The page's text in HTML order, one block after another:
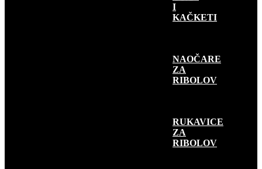
I
KAČKETI
NAOČARE
ZA
RIBOLOV
RUKAVICE
ZA
RIBOLOV